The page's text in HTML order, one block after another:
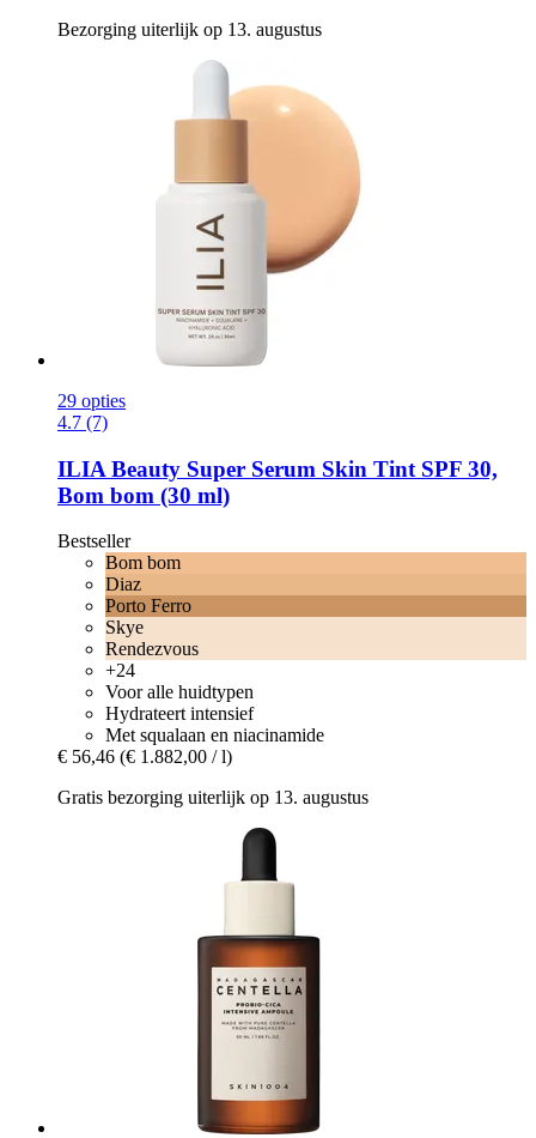
Bezorging uiterlijk op 13. augustus
29 opties
4.7 (7)
ILIA Beauty Super Serum Skin Tint SPF 30,
Bom bom (30 ml)
Bestseller
Bom bom
Diaz
Porto Ferro
Skye
Rendezvous
+24
Voor alle huidtypen
Hydrateert intensief
Met squalaan en niacinamide
€ 56,46 (€ 1.882,00 / l)
Gratis bezorging uiterlijk op 13. augustus